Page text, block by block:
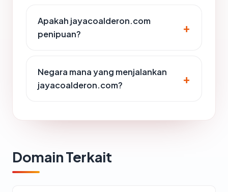
Apakah jayacoalderon.com
penipuan?
Negara mana yang menjalankan
jayacoalderon.com?
Domain Terkait